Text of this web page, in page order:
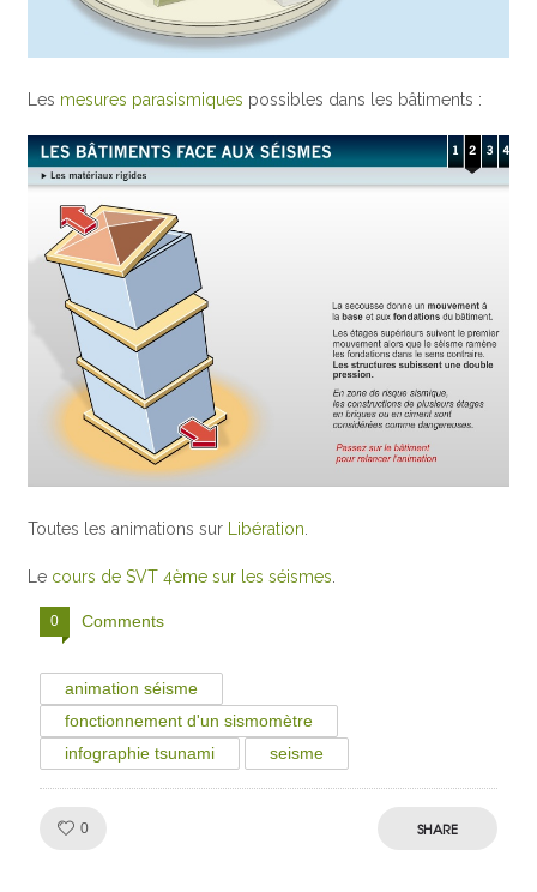
Les mesures parasismiques possibles dans les bâtiments :
Toutes les animations sur Libération.
Le cours de SVT 4ème sur les séismes.
0 Comments
animation séisme
fonctionnement d'un sismomètre
infographie tsunami
seisme
0 SHARE